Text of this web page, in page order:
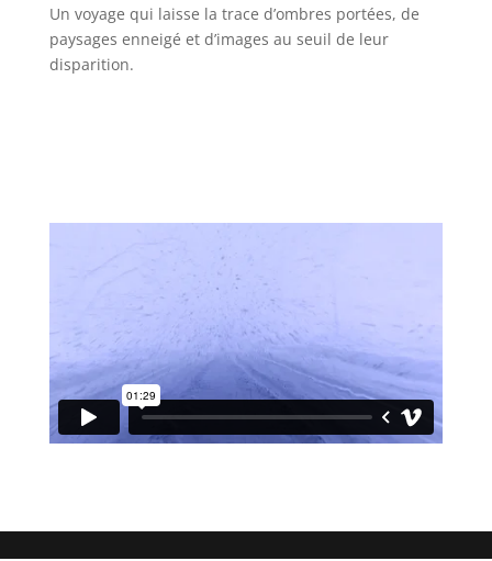
Un voyage qui laisse la trace d’ombres portées, de
paysages enneigé et d’images au seuil de leur
disparition.